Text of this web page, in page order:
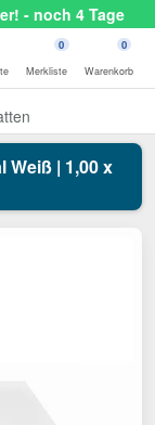
- noch 4 Tage
0
Merkliste
0
Warenkorb
Weiß | 1,00 x